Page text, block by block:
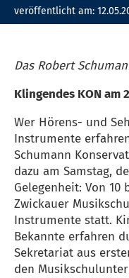
veröffentlicht am:
Das Robert
Klingendes KON am
Wer Hörens- und
Instrumente
Schumann
dazu am Samstag,
Gelegenheit: Von 10
Zwickauer
Instrumente statt.
Bekannte erfahren
Sekretariat aus
den